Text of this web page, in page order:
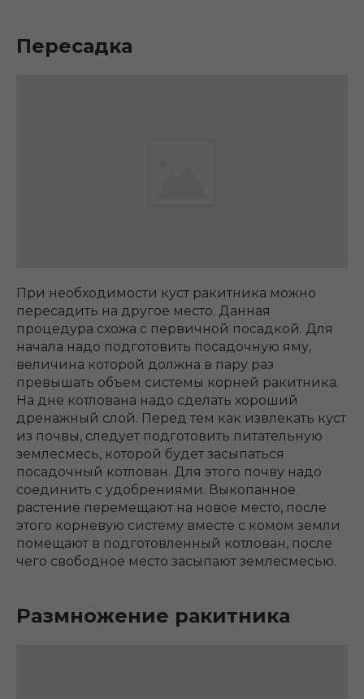
Пересадка
При необходимости куст ракитника можно
пересадить на другое место. Данная
процедура схожа с первичной посадкой. Для
начала надо подготовить посадочную яму,
величина которой должна в пару раз
превышать объем системы корней ракитника.
На дне котлована надо сделать хороший
дренажный слой. Перед тем как извлекать куст
из почвы, следует подготовить питательную
землесмесь, которой будет засыпаться
посадочный котлован. Для этого почву надо
соединить с удобрениями. Выкопанное
растение перемещают на новое место, после
этого корневую систему вместе с комом земли
помещают в подготовленный котлован, после
чего свободное место засыпают землесмесью.
Размножение ракитника